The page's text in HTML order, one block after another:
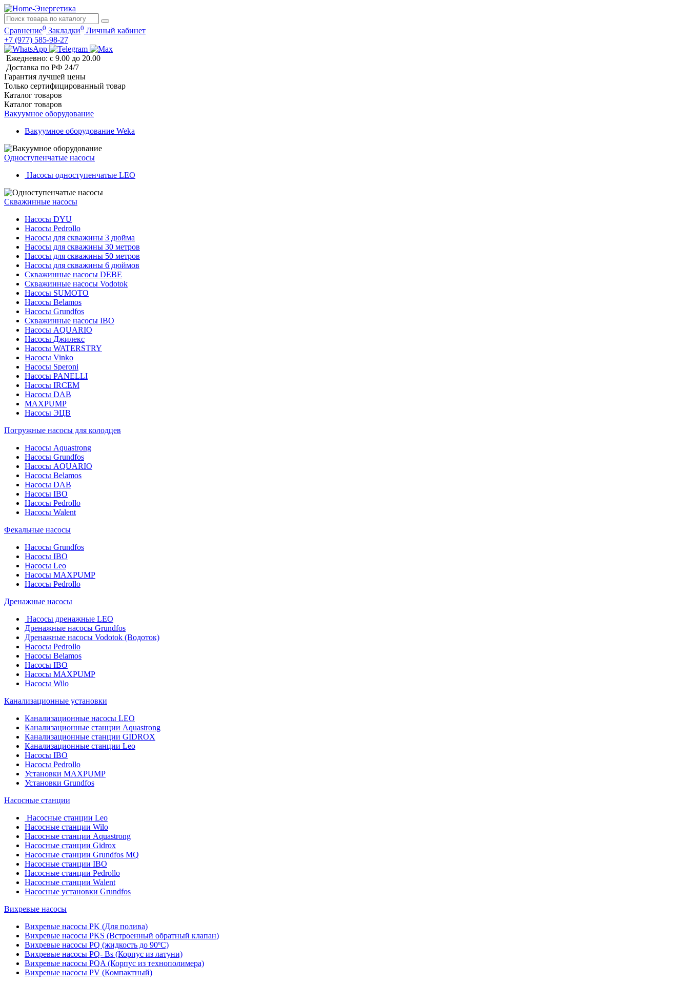
Сравнение0 Закладки0 Личный кабинет
+7 (977) 585-98-27
Ежедневно: с 9.00 до 20.00
Доставка по РФ 24/7
Гарантия лучшей цены
Только сертифицированный товар
Каталог товаров
Каталог товаров
Вакуумное оборудование
Вакуумное оборудование Weka
Одноступенчатые насосы
Насосы одноступенчатые LEO
Скважинные насосы
Насосы DYU
Насосы Pedrollo
Насосы для скважины 3 дюйма
Насосы для скважины 30 метров
Насосы для скважины 50 метров
Насосы для скважины 6 дюймов
Скважинные насосы DEBE
Скважинные насосы Vodotok
Насосы SUMOTO
Насосы Belamos
Насосы Grundfos
Скважинные насосы IBO
Насосы AQUARIO
Насосы Джилекс
Насосы WATERSTRY
Насосы Vinko
Насосы Speroni
Насосы PANELLI
Насосы IRCEM
Насосы DAB
MAXPUMP
Насосы ЭЦВ
Погружные насосы для колодцев
Насосы Aquastrong
Насосы Grundfos
Насосы AQUARIO
Насосы Belamos
Насосы DAB
Насосы IBO
Насосы Pedrollo
Насосы Walent
Фекальные насосы
Насосы Grundfos
Насосы IBO
Насосы Leo
Насосы MAXPUMP
Насосы Pedrollo
Дренажные насосы
Насосы дренажные LEO
Дренажные насосы Grundfos
Дренажные насосы Vodotok (Водоток)
Насосы Pedrollo
Насосы Belamos
Насосы IBO
Насосы MAXPUMP
Насосы Wilo
Канализационные установки
Канализационные насосы LEO
Канализационные станции Aquastrong
Канализационные станции GIDROX
Канализационные станции Leo
Насосы IBO
Насосы Pedrollo
Установки MAXPUMP
Установки Grundfos
Насосные станции
Насосные станции Leo
Насосные станции Wilo
Насосные станции Aquastrong
Насосные станции Gidrox
Насосные станции Grundfos MQ
Насосные станции IBO
Насосные станции Pedrollo
Насосные станции Walent
Насосные установки Grundfos
Вихревые насосы
Вихревые насосы PK (Для полива)
Вихревые насосы PKS (Встроенный обратный клапан)
Вихревые насосы PQ (жидкость до 90ºC)
Вихревые насосы PQ- Bs (Корпус из латуни)
Вихревые насосы PQA (Корпус из технополимера)
Вихревые насосы PV (Компактный)